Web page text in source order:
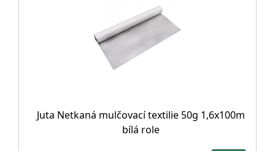
Juta Netkaná mulčovací textilie 50g 1,6x100m
bílá role